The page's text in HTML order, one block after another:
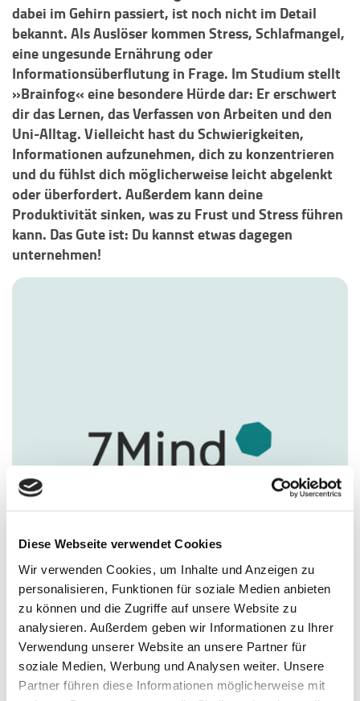
Diese Webseite verwendet Cookies
Wir verwenden Cookies, um Inhalte und Anzeigen zu
personalisieren, Funktionen für soziale Medien anbieten
zu können und die Zugriffe auf unsere Website zu
analysieren. Außerdem geben wir Informationen zu Ihrer
Verwendung unserer Website an unsere Partner für
soziale Medien, Werbung und Analysen weiter. Unsere
Partner führen diese Informationen möglicherweise mit
dabei im Gehirn passiert, ist noch nicht im Detail
bekannt. Als Auslöser kommen Stress, Schlafmangel,
eine ungesunde Ernährung oder
Informationsüberflutung in Frage. Im Studium stellt
»Brainfog« eine besondere Hürde dar: Er erschwert
dir das Lernen, das Verfassen von Arbeiten und den
Uni-Alltag. Vielleicht hast du Schwierigkeiten,
Informationen aufzunehmen, dich zu konzentrieren
und du fühlst dich möglicherweise leicht abgelenkt
oder überfordert. Außerdem kann deine
Produktivität sinken, was zu Frust und Stress führen
kann. Das Gute ist: Du kannst etwas dagegen
unternehmen!
7Mind
7Mind bringt mit Meditation und Achtsamkeit mehr
Gelassenheit in deinen Alltag. So stärkst du dein